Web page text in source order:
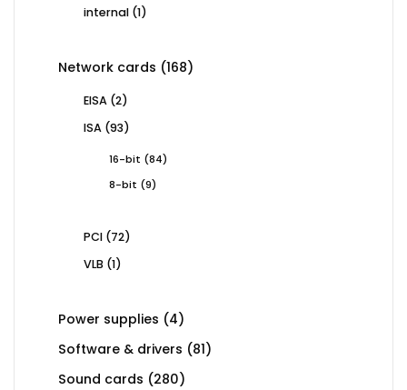
internal 11
Network cards 168168
EISA 22
ISA 9393
16-bit 8484
8-bit
99
PCI 7272
VLB 11
Power supplies 44
products
Software & drivers 8181
Sound cards 280280